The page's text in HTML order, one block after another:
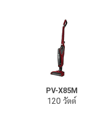
PV-X85M
120 วัตต์